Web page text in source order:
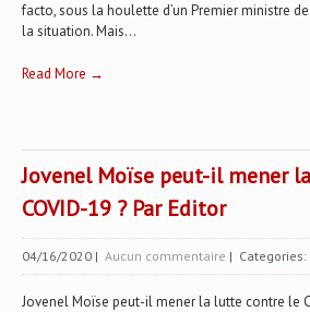
facto, sous la houlette d’un Premier ministre
la situation. Mais...
Read More →
Jovenel Moïse peut-il mener
COVID-19 ? Par Editor
04/16/2020 | Aucun commentaire | Categories:
Jovenel Moïse peut-il mener la lutte contre le